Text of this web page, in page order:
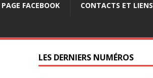
PAGE FACEBOOK CONTACTS ET LIENS
LES DERNIERS NUMÉROS